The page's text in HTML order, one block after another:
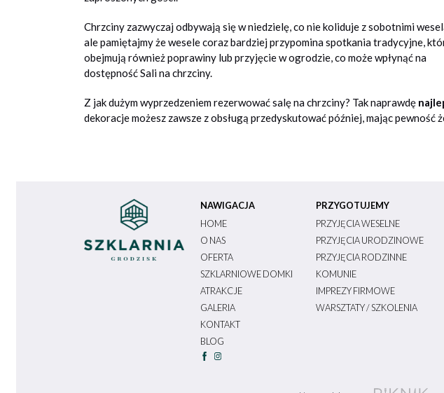
Chrzciny zazwyczaj odbywają się w niedzielę, co nie koliduje z sobotnimi
ale pamiętajmy że wesele coraz bardziej przypomina spotkania tradycyjne,
obejmują również poprawiny lub przyjęcie w ogrodzie, co może wpłynąć na
dostępność Sali na chrzciny.
Z jak dużym wyprzedzeniem rezerwować salę na chrzciny? Tak naprawdę
dekoracje możesz zawsze z obsługą przedyskutować później, mając pewność
NAWIGACJA
HOME
O NAS
OFERTA
SZKLARNIOWE DOMKI
ATRAKCJE
GALERIA
KONTAKT
BLOG
PRZYGOTUJEMY
PRZYJĘCIA WESELNE
PRZYJĘCIA URODZINOWE
PRZYJĘCIA RODZINNE
KOMUNIE
IMPREZY FIRMOWE
WARSZTATY / SZKOLENIA